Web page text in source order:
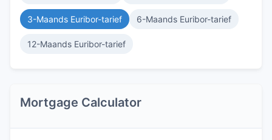
3-Maands Euribor-tarief 6-Maands Euribor-tarief
12-Maands Euribor-tarief
Mortgage Calculator